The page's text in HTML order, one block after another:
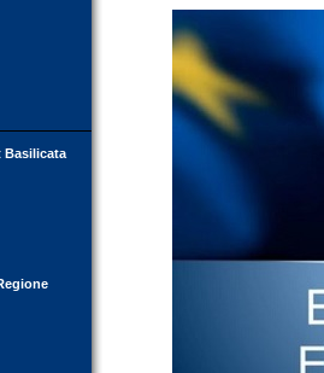
Basilicata